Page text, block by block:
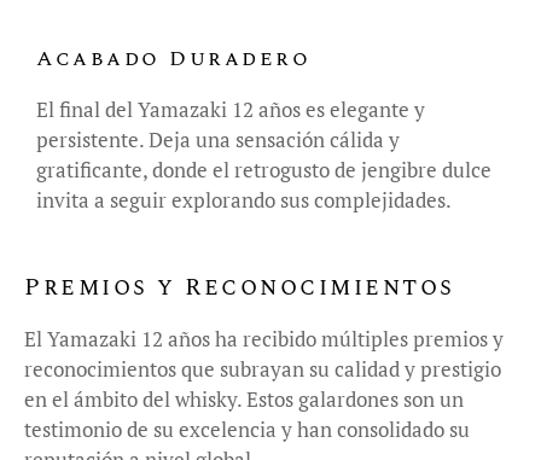
Acabado Duradero
El final del Yamazaki 12 años es elegante y
persistente. Deja una sensación cálida y
gratificante, donde el retrogusto de jengibre dulce
invita a seguir explorando sus complejidades.
Premios y Reconocimientos
El Yamazaki 12 años ha recibido múltiples premios y
reconocimientos que subrayan su calidad y prestigio
en el ámbito del whisky. Estos galardones son un
testimonio de su excelencia y han consolidado su